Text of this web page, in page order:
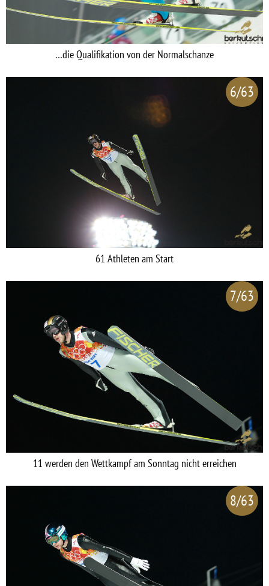
…die Qualifikation von der Normalschanze
6/63
61 Athleten am Start
7/63
11 werden den Wettkampf am Sonntag nicht erreichen
8/63